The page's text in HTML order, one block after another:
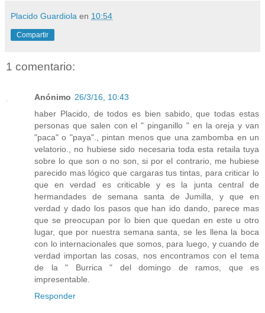
Placido Guardiola en 10:54
Compartir
1 comentario:
Anónimo 26/3/16, 10:43
haber Placido, de todos es bien sabido, que todas estas
personas que salen con el " pinganillo " en la oreja y van
"paca" o "paya"., pintan menos que una zambomba en un
velatorio., no hubiese sido necesaria toda esta retaila tuya
sobre lo que son o no son, si por el contrario, me hubiese
parecido mas lógico que cargaras tus tintas, para criticar lo
que en verdad es criticable y es la junta central de
hermandades de semana santa de Jumilla, y que en
verdad y dado los pasos que han ido dando, parece mas
que se preocupan por lo bien que quedan en este u otro
lugar, que por nuestra semana santa, se les llena la boca
con lo internacionales que somos, para luego, y cuando de
verdad importan las cosas, nos encontramos con el tema
de la " Burrica " del domingo de ramos, que es
impresentable.
Responder